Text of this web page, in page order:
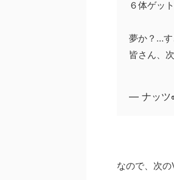
６体ゲッ
夢か？…
皆さん、
— ナッツ
なので、次の